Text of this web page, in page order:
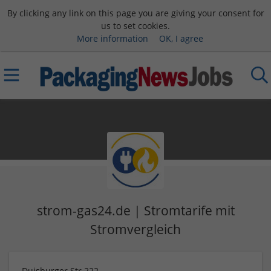
By clicking any link on this page you are giving your consent for
us to set cookies.
More information
OK, I agree
strom-gas24.de | Stromtarife mit
Stromvergleich